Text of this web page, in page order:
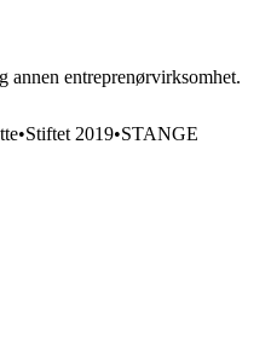
annen entreprenørvirksomhet.
•Stiftet 2019•STANGE